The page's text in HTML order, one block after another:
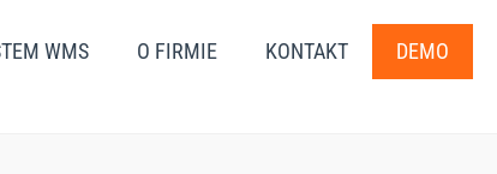
WMS O FIRMIE KONTAKT DEMO